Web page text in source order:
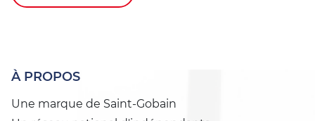
À PROPOS
Une marque de Saint-Gobain